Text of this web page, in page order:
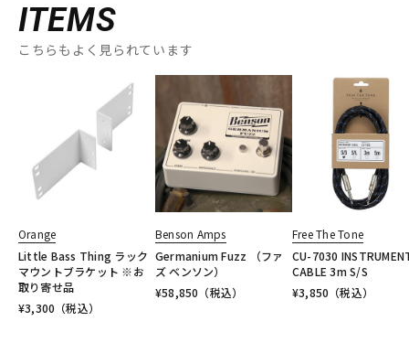
ITEMS
こちらもよく見られています
Orange
Little Bass Thing ラック
マウントブラケット ※お
取り寄せ品
¥3,300 （税込）
Benson Amps
Germanium Fuzz （ファ
ズ ベンソン）
¥58,850 （税込）
Free The Tone
CU-7030
CABLE 3m S/S
¥3,850 （税込）